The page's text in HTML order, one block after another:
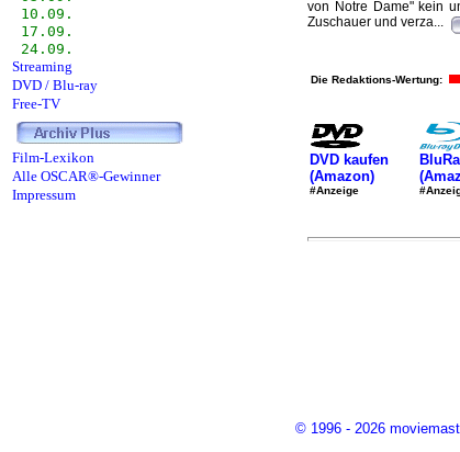
von Notre Dame" kein
Zuschauer und verza...
Die Redaktions-Wertung:
DVD kaufen
(Amazon)
#Anzeige
© 1996 - 2026
10.09.
17.09.
24.09.
Streaming
DVD / Blu-ray
Free-TV
Film-Lexikon
Alle OSCAR®-Gewinner
Impressum